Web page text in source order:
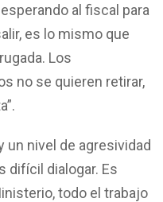
al fiscal para
es lo mismo que
Los
no se quieren retirar,
un nivel de agresividad
difícil dialogar. Es
todo el trabajo